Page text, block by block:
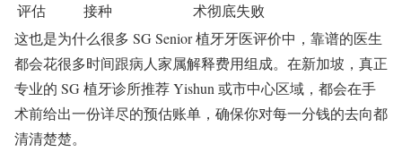
评估
接种
术彻底失败
这也是为什么很多 SG Senior 植牙牙医评价中，靠谱的医生
都会花很多时间跟病人家属解释费用组成。在新加坡，真正
专业的 SG 植牙诊所推荐 Yishun 或市中心区域，都会在手
术前给出一份详尽的预估账单，确保你对每一分钱的去向都
清清楚楚。